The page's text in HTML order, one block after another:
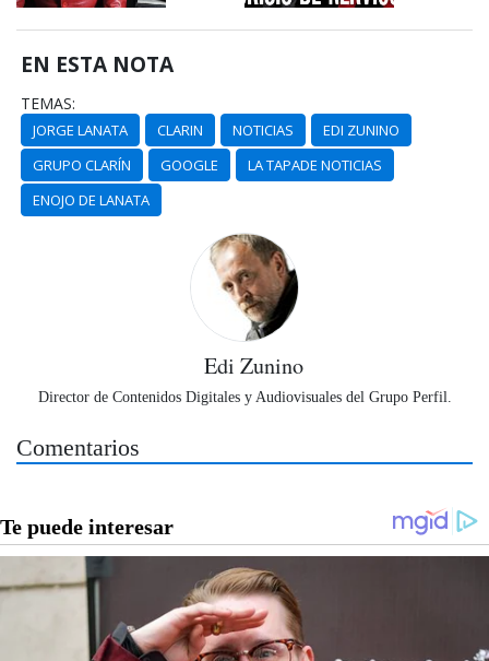
EN ESTA NOTA
TEMAS:
JORGE LANATA CLARIN NOTICIAS
EDI ZUNINO
GRUPO CLARÍN
GOOGLE
LA TAPADE NOTICIAS
ENOJO DE LANATA
Edi Zunino
Director de Contenidos Digitales y Audiovisuales del Grupo Perfil.
Comentarios